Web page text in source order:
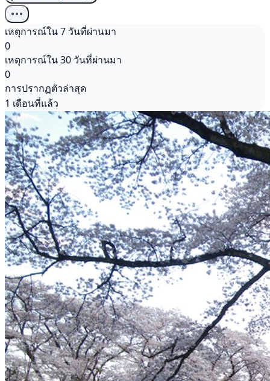
เหตุการณ์ใน 7 วันที่ผ่านมา
0
เหตุการณ์ใน 30 วันที่ผ่านมา
0
การปรากฏตัวล่าสุด
1 เดือนที่แล้ว